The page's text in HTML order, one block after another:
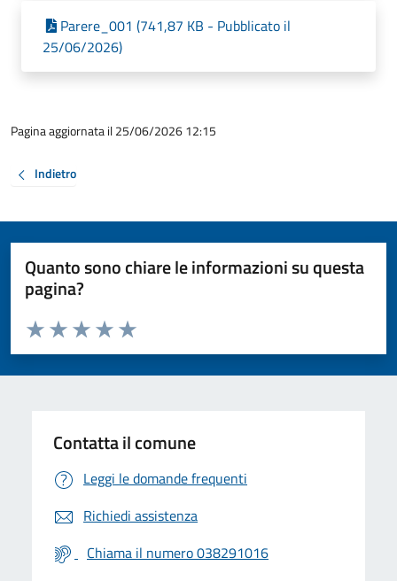
Parere_001 (741,87 KB - Pubblicato il
25/06/2026)
Pagina aggiornata il 25/06/2026 12:15
Indietro
Quanto sono chiare le informazioni su questa
pagina?
Valuta da 1 a 5 stelle la pagina
Valuta 5 stelle su 5
Valuta 4 stelle su 5
Valuta 3 stelle su 5
Valuta 2 stelle su 5
Valuta 1 stelle su 5
Contatta il comune
Leggi le domande frequenti
Richiedi assistenza
Chiama il numero 038291016